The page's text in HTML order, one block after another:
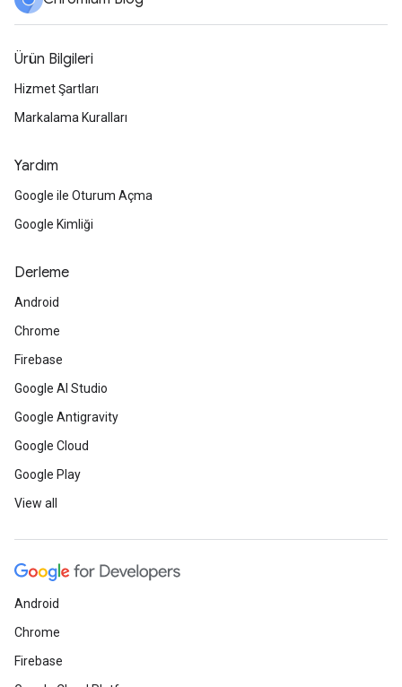
Ürün Bilgileri
Hizmet Şartları
Markalama Kuralları
Yardım
Google ile Oturum Açma
Google Kimliği
Derleme
Android
Chrome
Firebase
Google AI Studio
Google Antigravity
Google Cloud
Google Play
View all
Android
Chrome
Firebase